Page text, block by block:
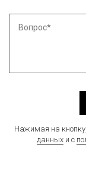
Нажимая на
данных и с